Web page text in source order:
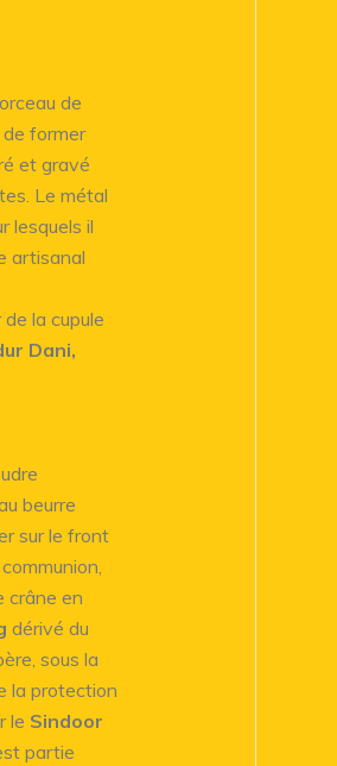
de
former
et gravé
Le métal
lesquels il
artisanal
la cupule
Dani,
beurre
sur le front
crâne en
dérivé du
sous la
la protection
le Sindoor
partie